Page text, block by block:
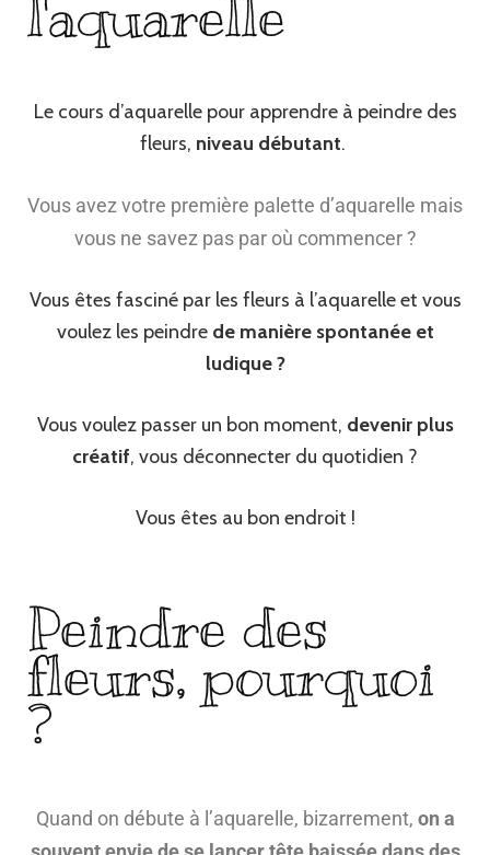
l'aquarelle
Le cours d’aquarelle pour apprendre à peindre des
fleurs, niveau débutant.
Vous avez votre première palette d’aquarelle mais
vous ne savez pas par où commencer ?
Vous êtes fasciné par les fleurs à l’aquarelle et vous
voulez les peindre de manière spontanée et
ludique ?
Vous voulez passer un bon moment, devenir plus
créatif, vous déconnecter du quotidien ?
Vous êtes au bon endroit !
Peindre des
fleurs, pourquoi
?
Quand on débute à l’aquarelle, bizarrement, on a